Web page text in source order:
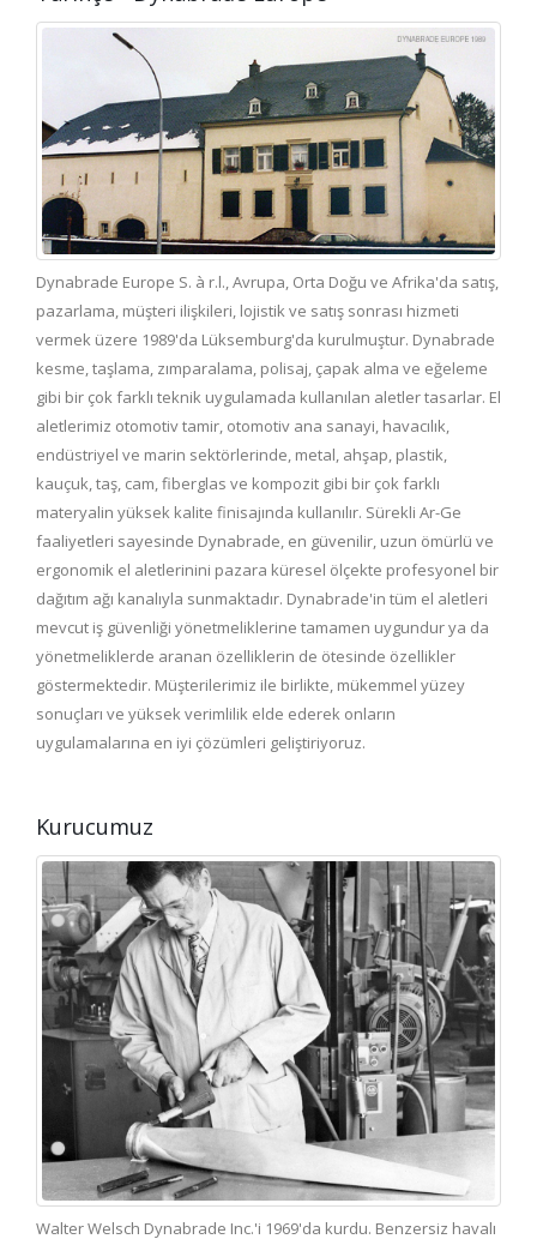
Dynabrade Europe S. à r.l., Avrupa, Orta Doğu ve Afrika'da satış,
pazarlama, müşteri ilişkileri, lojistik ve satış sonrası hizmeti
vermek üzere 1989'da Lüksemburg'da kurulmuştur. Dynabrade
kesme, taşlama, zımparalama, polisaj, çapak alma ve eğeleme
gibi bir çok farklı teknik uygulamada kullanılan aletler tasarlar. El
aletlerimiz otomotiv tamir, otomotiv ana sanayi, havacılık,
endüstriyel ve marin sektörlerinde, metal, ahşap, plastik,
kauçuk, taş, cam, fiberglas ve kompozit gibi bir çok farklı
materyalin yüksek kalite finisajında kullanılır. Sürekli Ar-Ge
faaliyetleri sayesinde Dynabrade, en güvenilir, uzun ömürlü ve
ergonomik el aletlerinini pazara küresel ölçekte profesyonel bir
dağıtım ağı kanalıyla sunmaktadır. Dynabrade'in tüm el aletleri
mevcut iş güvenliği yönetmeliklerine tamamen uygundur ya da
yönetmeliklerde aranan özelliklerin de ötesinde özellikler
göstermektedir. Müşterilerimiz ile birlikte, mükemmel yüzey
sonuçları ve yüksek verimlilik elde ederek onların
uygulamalarına en iyi çözümleri geliştiriyoruz.
Kurucumuz
Walter Welsch Dynabrade Inc.'i 1969'da kurdu. Benzersiz havalı